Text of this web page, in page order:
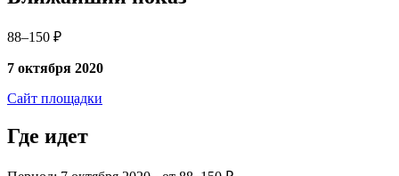
88–150 ₽
7 октября 2020
Сайт площадки
Где идет